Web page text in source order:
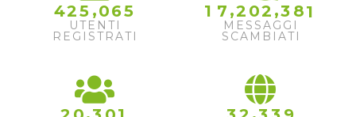
425 ,065
UTENTI
REGISTRATI
1 7 ,2 02 ,3 81
MESSAGGI
SCAMBIATI